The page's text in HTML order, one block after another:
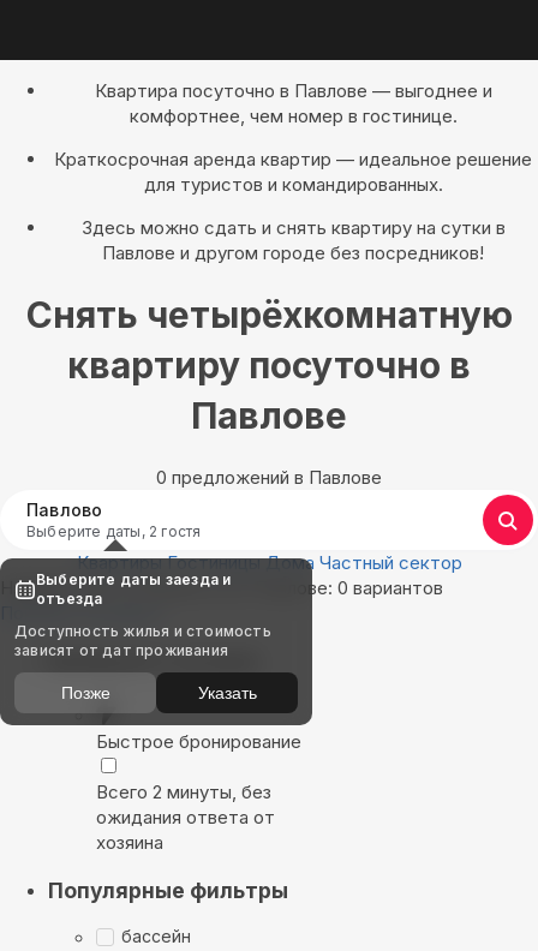
Квартира посуточно в Павлове — выгоднее и
комфортнее, чем номер в гостинице.
Краткосрочная аренда квартир — идеальное решение
для туристов и командированных.
Здесь можно сдать и снять квартиру на сутки в
Павлове и другом городе без посредников!
Снять четырёхкомнатную
квартиру посуточно в
Павлове
0 предложений в Павлове
Павлово
Выберите даты, 2 гостя
Квартиры Гостиницы Дома Частный сектор
Найдём, где остановиться в Павлове: 0 вариантов
Показать на карте
Выбирайте лучшее
Быстрое бронирование
Всего 2 минуты, без
ожидания ответа от
хозяина
Популярные фильтры
бассейн
Выберите даты заезда и
отъезда
Доступность жилья и стоимость
зависят от дат проживания
Позже Указать